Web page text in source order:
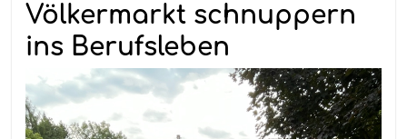
Völkermarkt schnuppern
ins Berufsleben